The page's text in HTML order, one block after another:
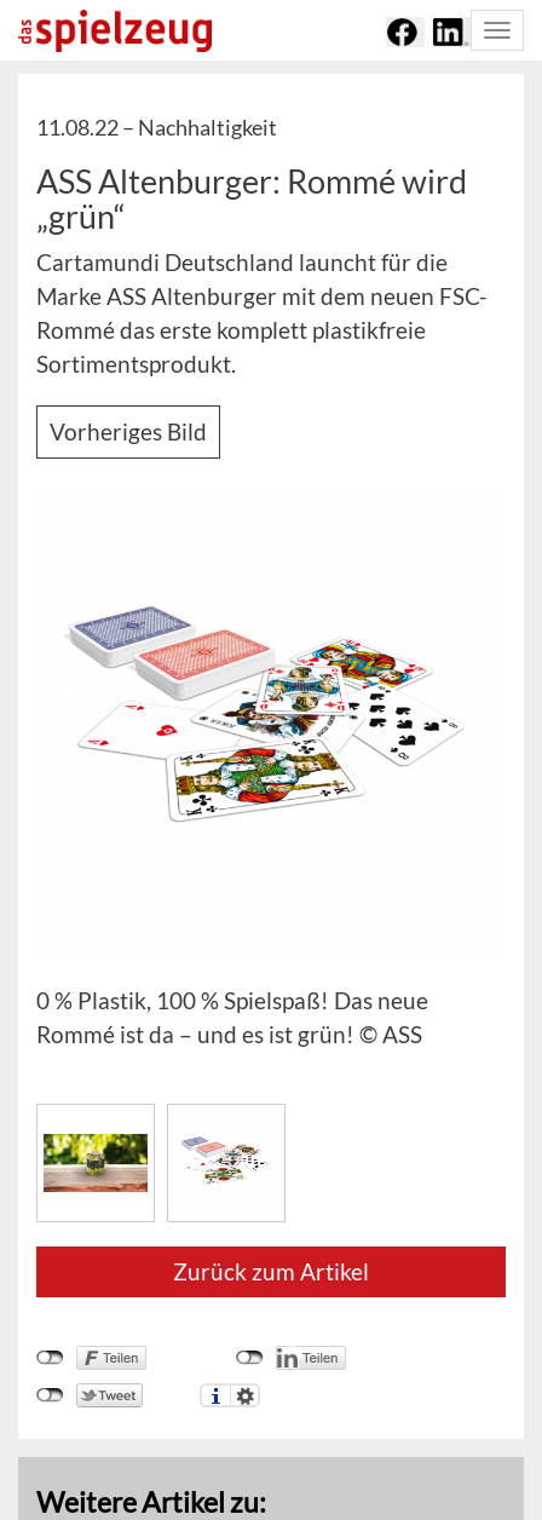
11.08.22 – Nachhaltigkeit
ASS Altenburger: Rommé wird
„grün“
Cartamundi Deutschland launcht für die
Marke ASS Altenburger mit dem neuen FSC-
Rommé das erste komplett plastikfreie
Sortimentsprodukt.
Vorheriges Bild
0 % Plastik, 100 % Spielspaß! Das neue
Rommé ist da – und es ist grün! © ASS
Zurück zum Artikel
Weitere Artikel zu: